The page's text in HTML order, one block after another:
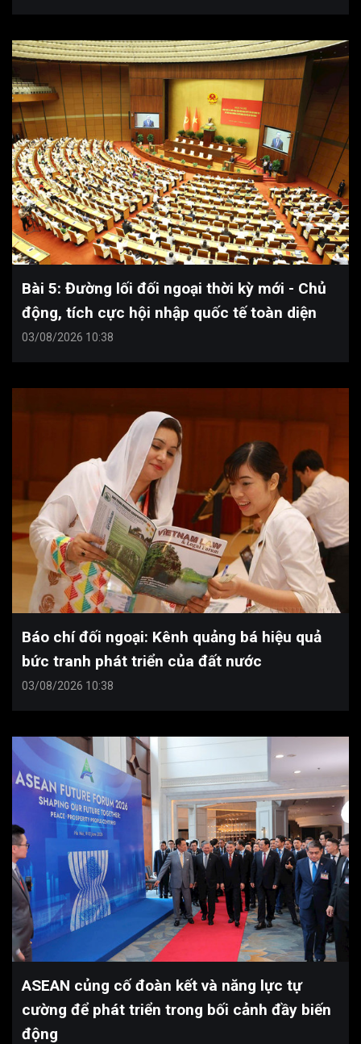
Bài 5: Đường lối đối ngoại thời kỳ mới - Chủ
động, tích cực hội nhập quốc tế toàn diện
03/08/2026 10:38
Báo chí đối ngoại: Kênh quảng bá hiệu quả
bức tranh phát triển của đất nước
03/08/2026 10:38
ASEAN củng cố đoàn kết và năng lực tự
cường để phát triển trong bối cảnh đầy biến
động